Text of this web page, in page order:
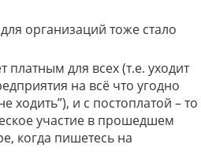
для организаций тоже стало
платным для всех (т.е. уходит
на всё что угодно
ходить”), и с постоплатой – то
участие в прошедшем
когда пишетесь на